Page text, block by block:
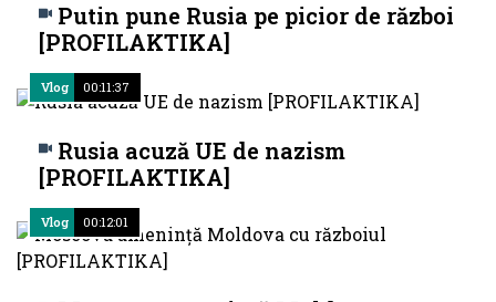
Putin pune Rusia pe picior de război
[PROFILAKTIKA]
Rusia acuză UE de nazism
[PROFILAKTIKA]
Vlog 00:11:37
Vlog 00:12:01